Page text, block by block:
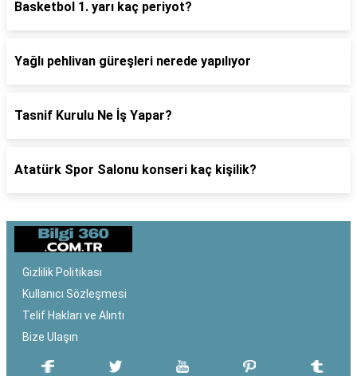
Basketbol 1. yarı kaç periyot?
Yağlı pehlivan güreşleri nerede yapılıyor
Tasnif Kurulu Ne İş Yapar?
Atatürk Spor Salonu konseri kaç kişilik?
Gizlilik Politikası
Kullanıcı Sözleşmesi
Telif Hakları ve Alıntı
Bize Ulaşın